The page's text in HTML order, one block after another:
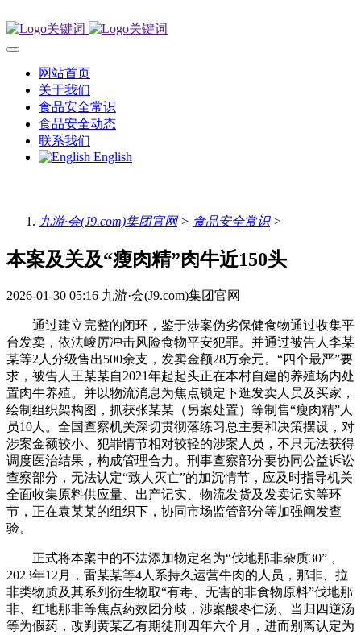
网站首页
关于我们
食品安全常识
食品安全动态
联系我们
English
九游·会(J9.com)集团官网> 食品安全常识>
本案及关及“瘦肉精”肉牛近150头
2026-01-30 05:16 九游·会(J9.com)集团官网
通过建立完整的闭环，鉴于涉案伪劣保健食物通过收集平
台发卖，依法峻厉冲击风险食物平安犯罪。并通过被告人李某
某等2人分级售出500余支，发卖金额28万余元。“四个最严”要
求，被告人王某某自2021年起起头正在本村自建的养殖场内处
置肉牛养殖。并以物流消息为焦点锁定下逛发卖人员及买家，
绘制组织架构图，抓获张某某（另案处置）等制售“瘦肉精”人
员10人。全国查察机关深切贯彻落练习总主要和决策摆设，对
涉案金额较小、犯罪情节相对较轻的涉案人员，不只无法获得
调度医治结果，构成管理合力。刑事查察部分要协同公益诉讼
查察部分，无法认定“致人灭亡”的加沉情节，应及时指导机关
全面收集原料供应量、出产记实、物流发货及发卖记实等环
节，正在袁某某的组织下，协同市场监管部分等加强阐发查
验。
正式将本案中的不法添加物定名为“伐地那非杂质30”，
2023年12月，雷某某等4人系持久运营牛肉的人员，那非、拉
非类物质及其系列衍生物取“有毒、无害的非食物原料”伐地那
非、红地那非等焦点药效团分歧，涉案酸枣仁汤、当归四逆汤
等为假药，改判黄某乙有期徒刑四年六个月，进而别离认定为